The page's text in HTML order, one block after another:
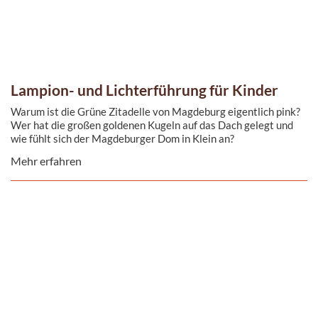
Lampion- und Lichterführung für Kinder
Warum ist die Grüne Zitadelle von Magdeburg eigentlich pink?
Wer hat die großen goldenen Kugeln auf das Dach gelegt und
wie fühlt sich der Magdeburger Dom in Klein an?
Mehr erfahren